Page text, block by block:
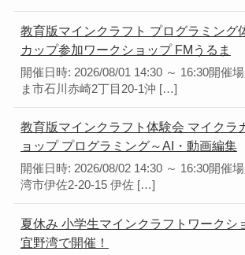
教育版マインクラフト プログラミング
カップ参加ワークショップ FMうるま
開催日時: 2026/08/01 14:30 ～ 16:30開催
ま市石川赤崎2丁目20-1沖 […]
教育版マインクラフト体験会 マイクラ
ョップ プログラミング～AI・動画編集
開催日時: 2026/08/02 14:30 ～ 16:30開催
湾市伊佐2-20-15 伊佐 […]
夏休み 小学生マインクラフトワークシ
宜野湾で開催！